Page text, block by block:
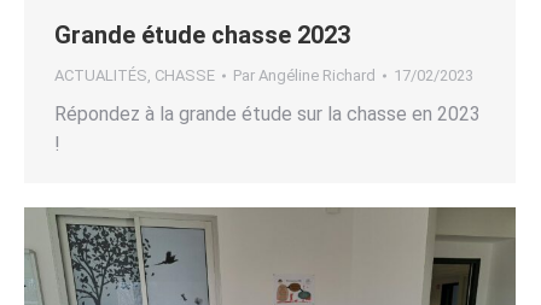
Grande étude chasse 2023
ACTUALITÉS CHASSE Par Angéline Richard 17/02/2023
Répondez à la grande étude sur la chasse en 2023
!